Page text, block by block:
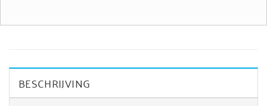
BESCHRIJVING